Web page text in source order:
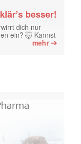
besser!
dich nur
ein? 🤯 Kannst
mehr➔